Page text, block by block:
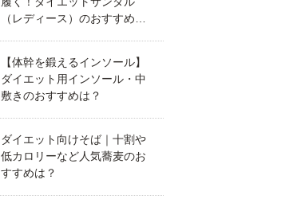
（レディース）のおすすめ
【体幹を鍛えるインソール】
ダイエット用インソール・中
敷きのおすすめは？
ダイエット向けそば｜十割や
低カロリーなど人気蕎麦のお
すすめは？